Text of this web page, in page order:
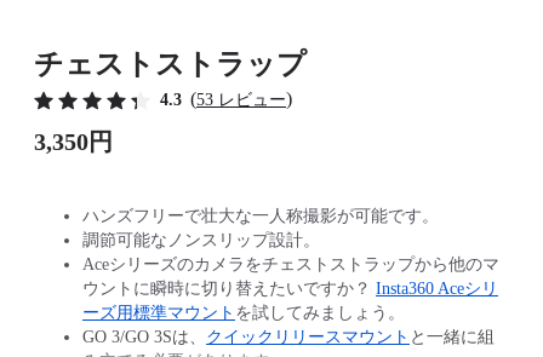
チェストストラップ
4.3 (53 レビュー)
3,350円
ハンズフリーで壮大な一人称撮影が可能です。
調節可能なノンスリップ設計。
Aceシリーズのカメラをチェストストラップから他のマ
ウントに瞬時に切り替えたいですか？ Insta360 Aceシリ
ーズ用標準マウント を試してみましょう。
GO 3/GO 3Sは、 クイックリリースマウント と一緒に組